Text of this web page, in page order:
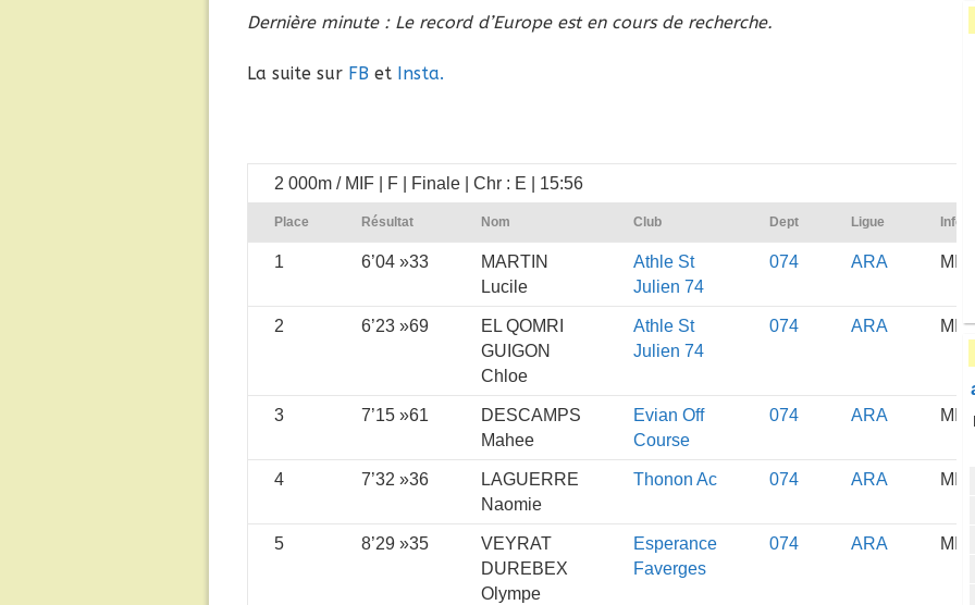
Dernière minute : Le record d’Europe est en cours de recherche.
La suite sur FB et Insta.
2 000m / MIF | F | Finale | Chr : E | 15:56
Place Résultat Nom Club Dept Ligue Infos
1 6’04 »33
MARTIN
Lucile
Athle St
Julien 74
074 ARA MIF/
2 6’23 »69
EL QOMRI
GUIGON
Chloe
Athle St
Julien 74
074 ARA
3 7’15 »61
DESCAMPS
Mahee
Evian Off
Course
074 ARA MIF/
4 7’32 »36
LAGUERRE
Naomie
Thonon Ac 074 ARA
5 8’29 »35
VEYRAT
DUREBEX
Olympe
Esperance
Faverges
074 ARA